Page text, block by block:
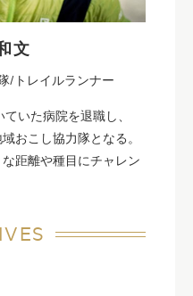
文
/トレイルランナー
いた病院を退職し、
おこし協力隊となる。
距離や種目にチャレン